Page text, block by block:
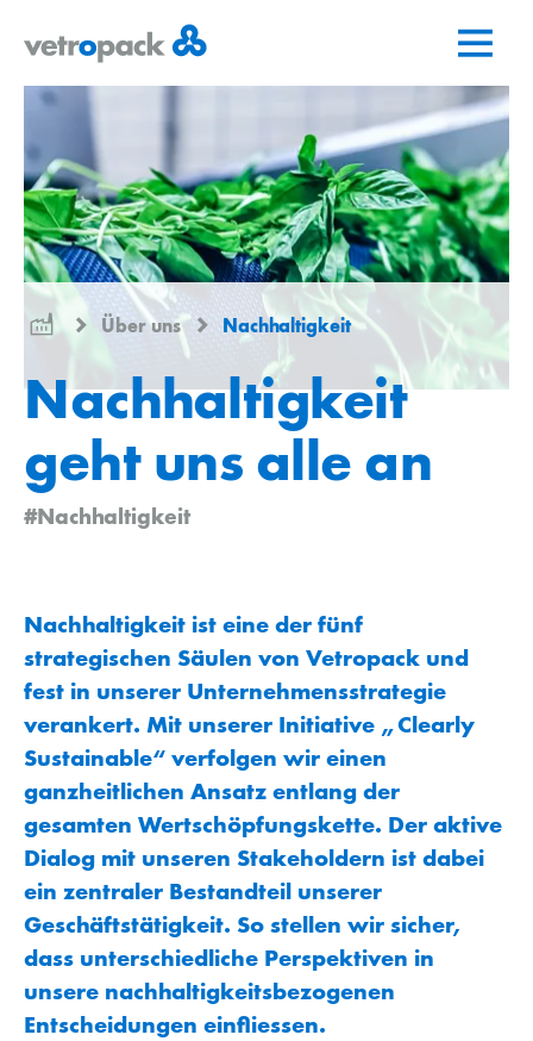
Startseite
Inhalt
springen
Kontakt
springen
Über uns Nachhaltigkeit
Nachhaltigkeit
geht uns alle an
#Nachhaltigkeit
Nachhaltigkeit ist eine der fünf
strategischen Säulen von Vetropack und
fest in unserer Unternehmensstrategie
verankert. Mit unserer Initiative „Clearly
Sustainable“ verfolgen wir einen
ganzheitlichen Ansatz entlang der
gesamten Wertschöpfungskette. Der aktive
Dialog mit unseren Stakeholdern ist dabei
ein zentraler Bestandteil unserer
Geschäftstätigkeit. So stellen wir sicher,
dass unterschiedliche Perspektiven in
unsere nachhaltigkeitsbezogenen
Entscheidungen einfliessen.